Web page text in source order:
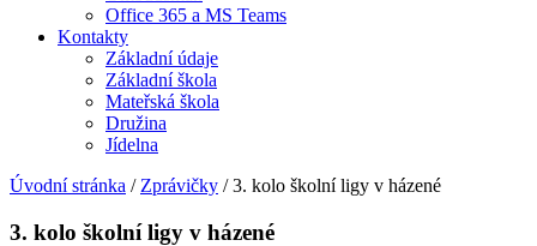
Office 365 a MS Teams
Kontakty
Základní údaje
Základní škola
Mateřská škola
Družina
Jídelna
Úvodní stránka / Zprávičky /3. kolo školní ligy v házené
3. kolo školní ligy v házené